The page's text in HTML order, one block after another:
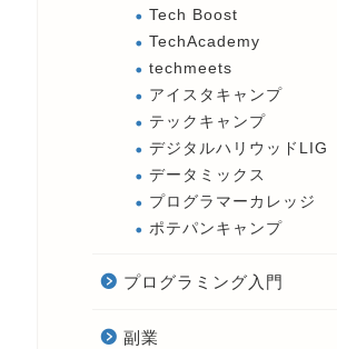
Tech Boost
TechAcademy
techmeets
アイスタキャンプ
テックキャンプ
デジタルハリウッドLIG
データミックス
プログラマーカレッジ
ポテパンキャンプ
プログラミング入門
副業